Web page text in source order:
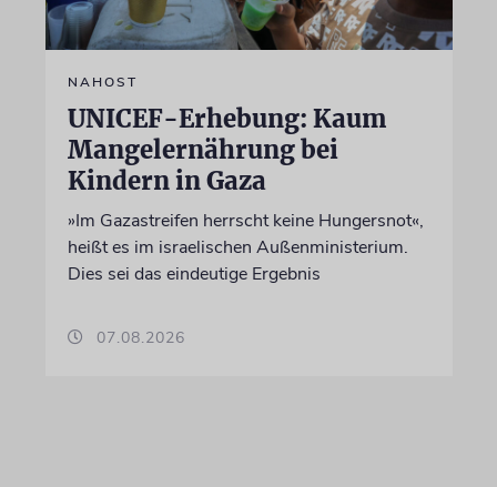
NAHOST
UNICEF-Erhebung: Kaum
Mangelernährung bei
Kindern in Gaza
»Im Gazastreifen herrscht keine Hungersnot«,
heißt es im israelischen Außenministerium.
Dies sei das eindeutige Ergebnis
07.08.2026